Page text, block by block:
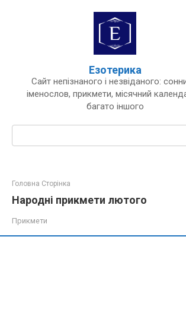
Езотерика
Сайт непізнаного і незвіданого:
іменослов, прикмети, місячний
багато іншого
Пошук:
Головна Сторінка
Народні прикмети лютого
Прикмети